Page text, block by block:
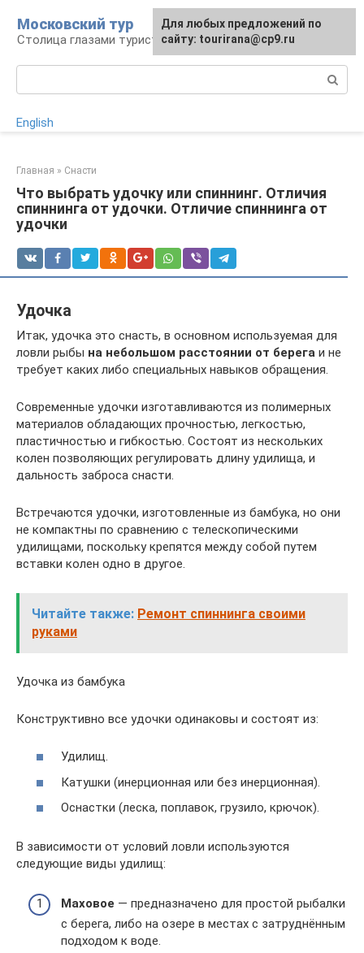
контенту
Московский тур
Столица глазами туриста
English
Главная » Снасти
Что выбрать удочку или спиннинг. Отличия
спиннинга от удочки. Отличие спиннинга от
удочки
Удочка
Итак, удочка это снасть, в основном используемая для
ловли рыбы на небольшом расстоянии от берега и не
требует каких либо специальных навыков обращения.
Современные удочки изготавливаются из полимерных
материалов обладающих прочностью, легкостью,
пластичностью и гибкостью. Состоят из нескольких
колен позволяющих регулировать длину удилища, и
дальность заброса снасти.
Встречаются удочки, изготовленные из бамбука, но они
не компактны по сравнению с телескопическими
удилищами, поскольку крепятся между собой путем
вставки колен одно в другое.
Читайте также: Ремонт спиннинга своими
руками
Удочка из бамбука
Конструктивно все удочки одинаковы и состоят из:
Удилищ.
Катушки (инерционная или без инерционная).
Оснастки (леска, поплавок, грузило, крючок).
В зависимости от условий ловли используются
следующие виды удилищ:
Маховое — предназначено для простой рыбалки
с берега, либо на озере в местах с затруднённым
подходом к воде.
Для любых предложений по
сайту: tourirana@cp9.ru